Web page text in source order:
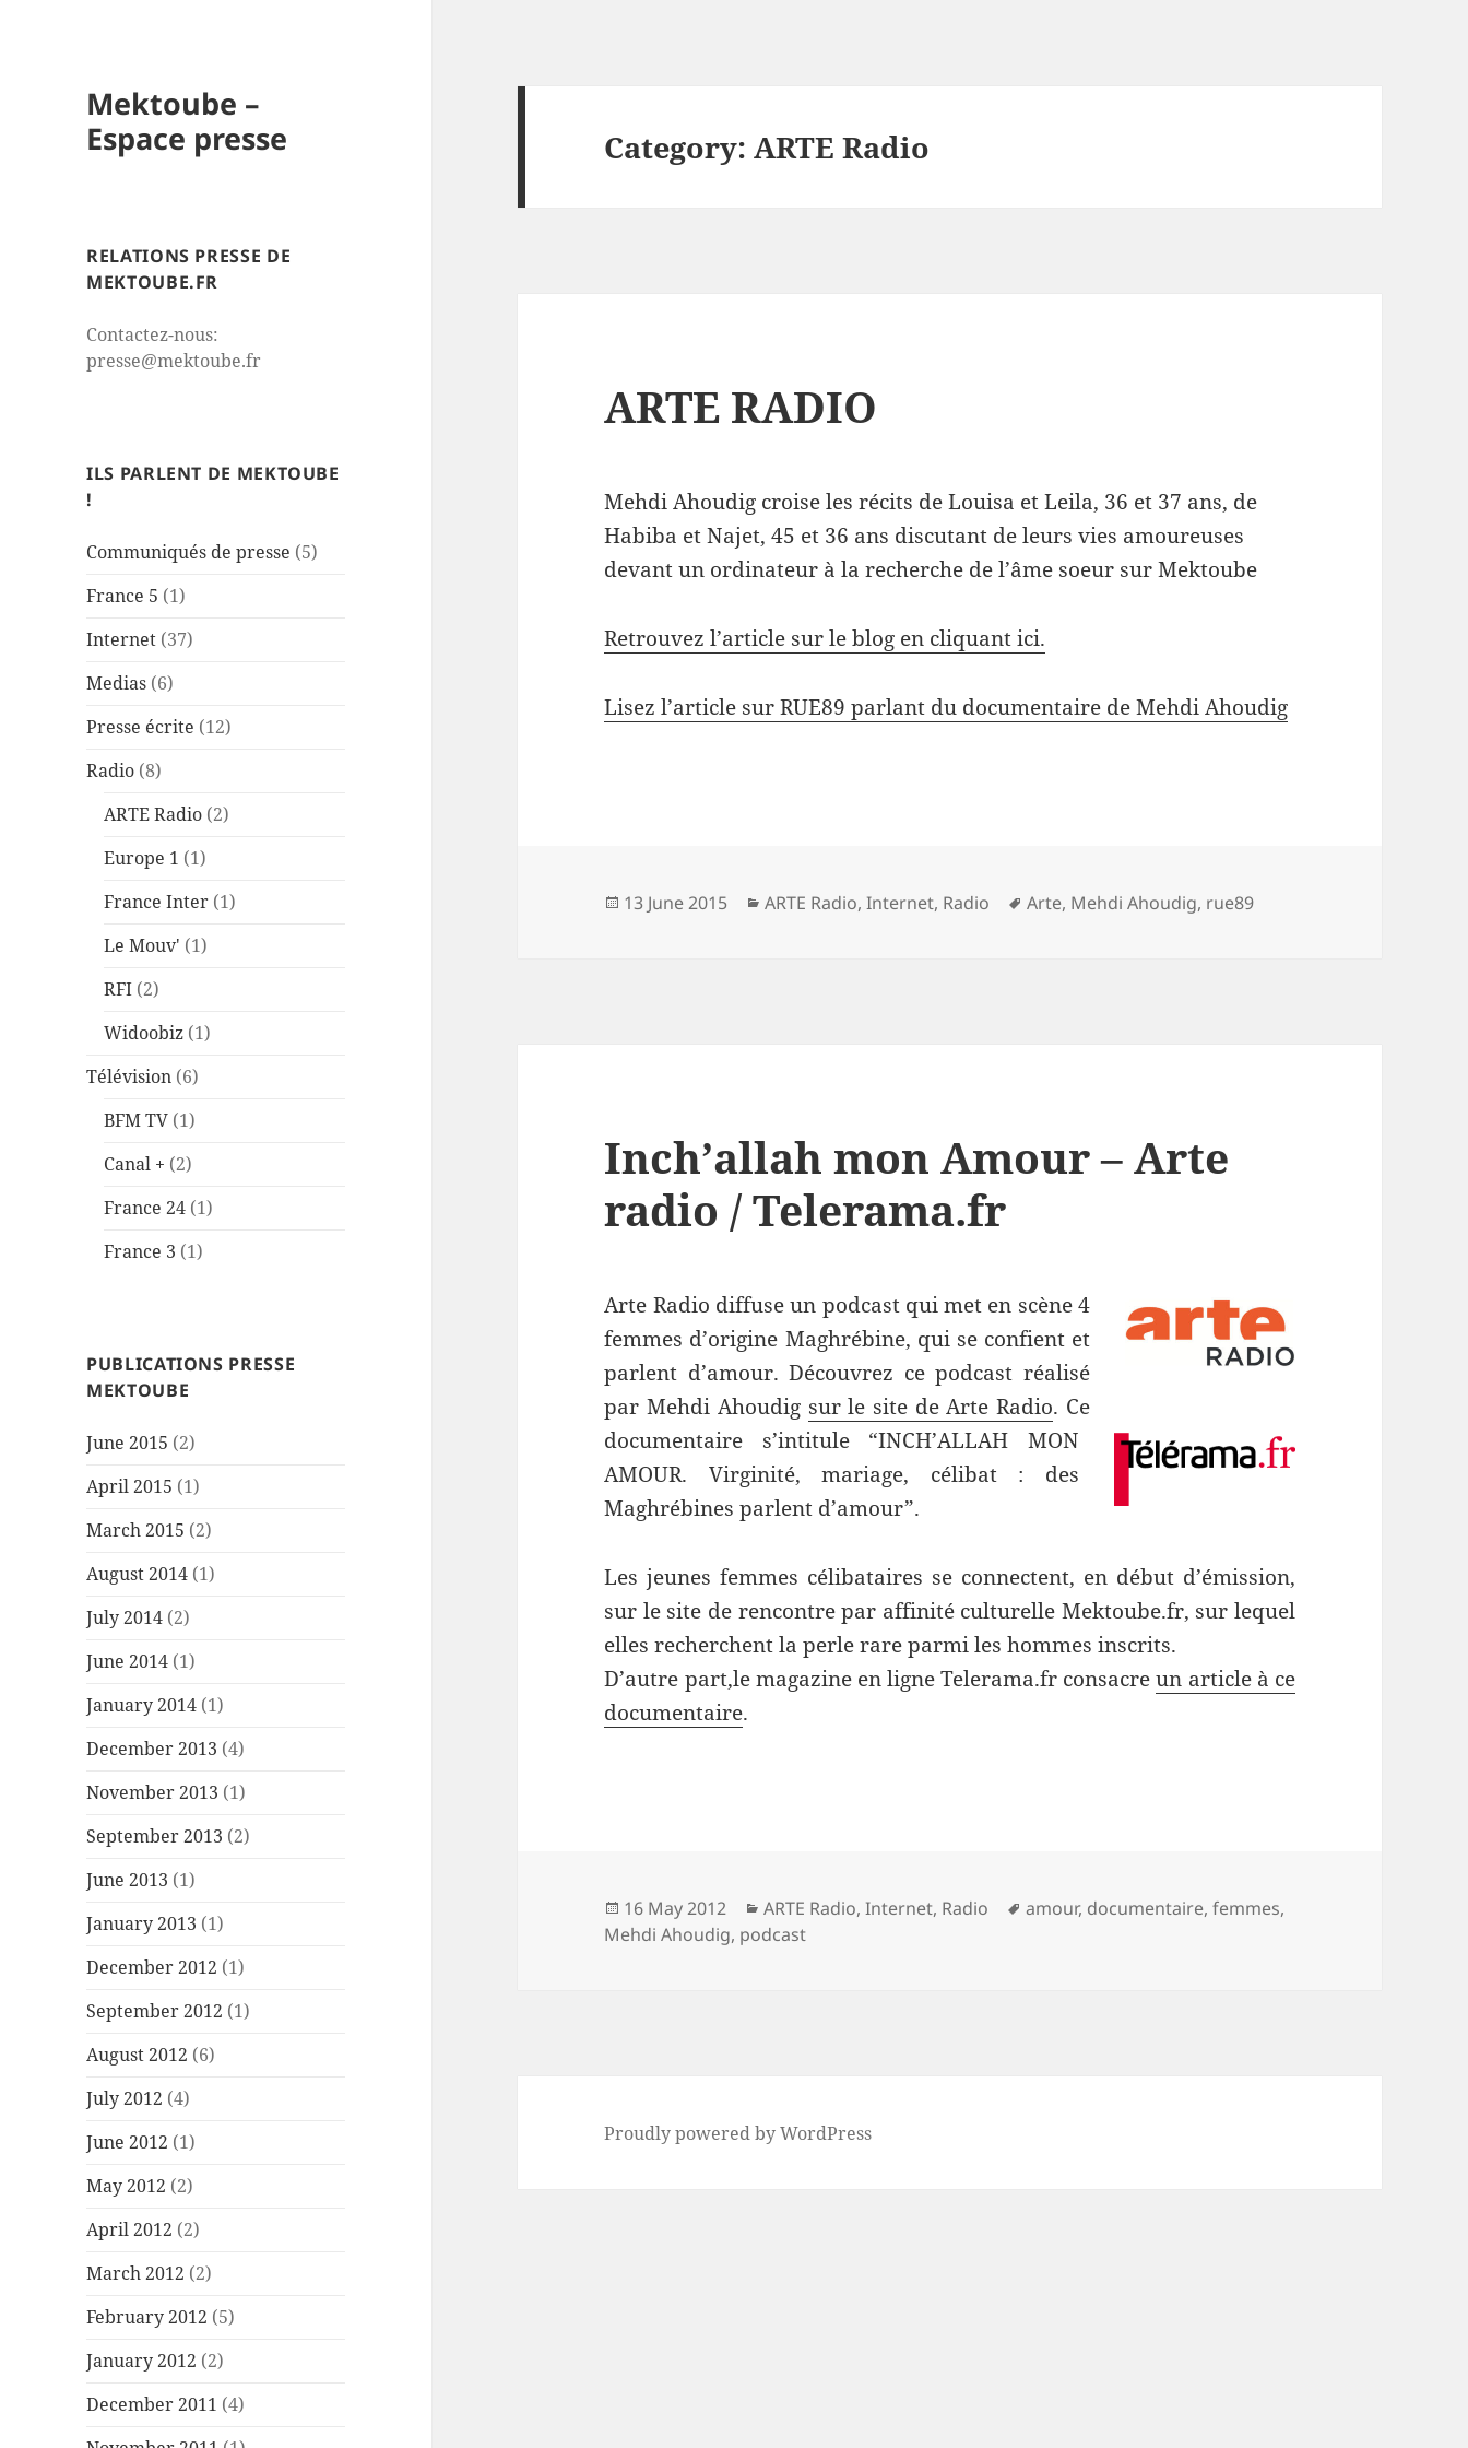
Mektoube –
Espace presse
RELATIONS PRESSE DE
MEKTOUBE.FR
Contactez-nous:
presse@mektoube.fr
ILS PARLENT DE MEKTOUBE
!
Communiqués de presse (5)
France 5 (1)
Internet (37)
Medias (6)
Presse écrite (12)
Radio (8)
ARTE Radio (2)
Europe 1 (1)
France Inter (1)
Le Mouv' (1)
RFI (2)
Widoobiz (1)
Télévision (6)
BFM TV (1)
Canal + (2)
France 24 (1)
France 3 (1)
PUBLICATIONS PRESSE
MEKTOUBE
June 2015 (2)
April 2015 (1)
March 2015 (2)
August 2014 (1)
July 2014 (2)
June 2014 (1)
January 2014 (1)
December 2013 (4)
November 2013 (1)
September 2013 (2)
June 2013 (1)
January 2013 (1)
December 2012 (1)
September 2012 (1)
August 2012 (6)
July 2012 (4)
June 2012 (1)
May 2012 (2)
April 2012 (2)
March 2012 (2)
February 2012 (5)
January 2012 (2)
December 2011 (4)
Category:ARTE Radio
ARTE RADIO
Mehdi Ahoudig croise les récits de Louisa et Leila, 36 et 37 ans, de
Habiba et Najet, 45 et 36 ans discutant de leurs vies amoureuses
devant un ordinateur à la recherche de l’âme soeur sur Mektoube
Retrouvez l’article sur le blog en cliquant ici.
Lisez l’article sur RUE89 parlant du documentaire de Mehdi Ahoudig
Posted
13 June 2015 Categories
ARTE Radio,Internet, Radio Tags
Arte, Mehdi Ahoudig, rue89
Inch’allah mon Amour – Arte
radio / Telerama.fr
Arte Radio diffuse un podcast qui met en scène 4
femmes d’origine Maghrébine, qui se confient et
parlent d’amour. Découvrez ce podcast réalisé
par Mehdi Ahoudig sur le site de Arte Radio. Ce
documentaire s’intitule “INCH’ALLAH MON
AMOUR. Virginité, mariage, célibat : des
Maghrébines parlent d’amour”.
Les jeunes femmes célibataires se connectent, en début d’émission,
sur le site de rencontre par affinité culturelle Mektoube.fr, sur lequel
elles recherchent la perle rare parmi les hommes inscrits.
D’autre part,le magazine en ligne Telerama.fr consacreun article à ce
documentaire.
Posted
on
16 May 2012 Categories
ARTE Radio,Internet, Radio Tags
amour, documentaire,femmes,
Mehdi Ahoudig, podcast
Proudly powered by WordPress